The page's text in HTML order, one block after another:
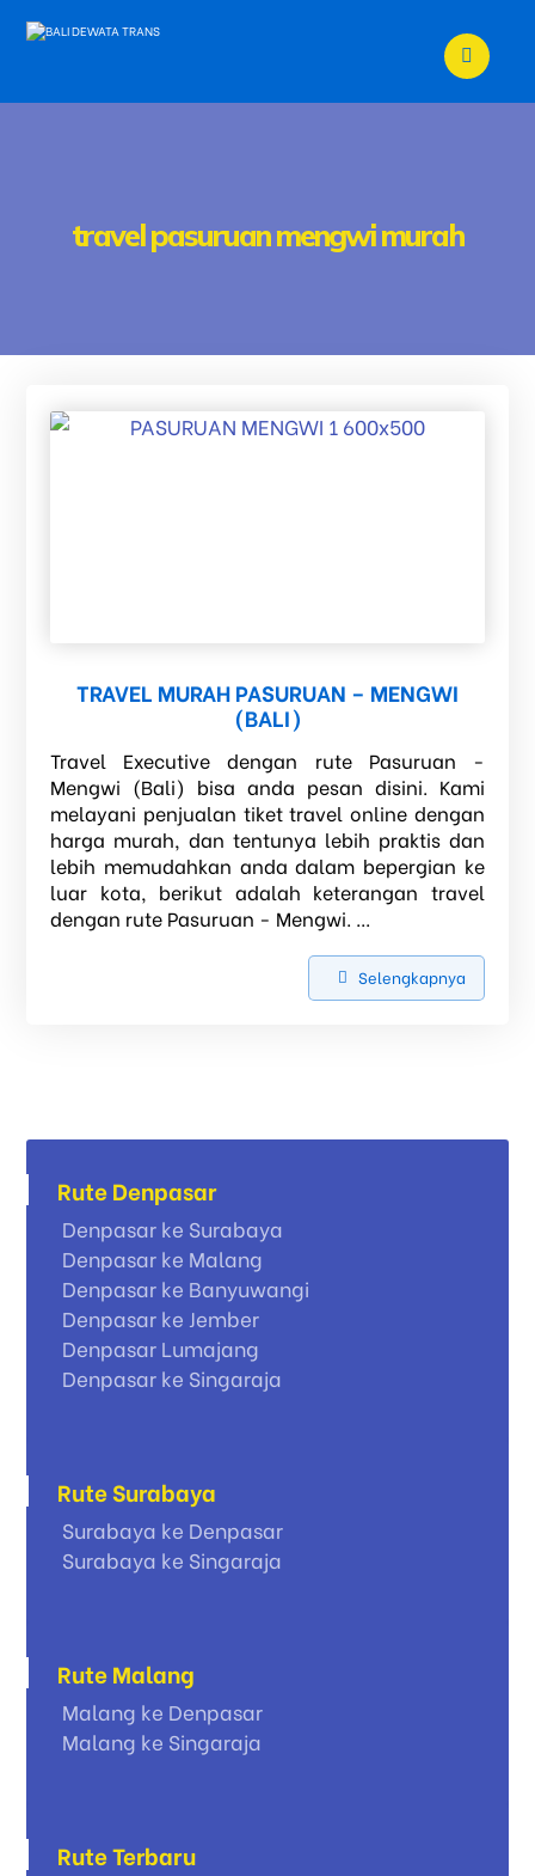
travel pasuruan mengwi murah
TRAVEL MURAH PASURUAN – MENGWI
(BALI)
Travel Executive dengan rute Pasuruan -
Mengwi (Bali) bisa anda pesan disini. Kami
melayani penjualan tiket travel online dengan
harga murah, dan tentunya lebih praktis dan
lebih memudahkan anda dalam bepergian ke
luar kota, berikut adalah keterangan travel
dengan rute Pasuruan - Mengwi. ...
Selengkapnya
Rute Denpasar
Denpasar ke Surabaya
Denpasar ke Malang
Denpasar ke Banyuwangi
Denpasar ke Jember
Denpasar Lumajang
Denpasar ke Singaraja
Rute Surabaya
Surabaya ke Denpasar
Surabaya ke Singaraja
Rute Malang
Malang ke Denpasar
Malang ke Singaraja
Rute Terbaru